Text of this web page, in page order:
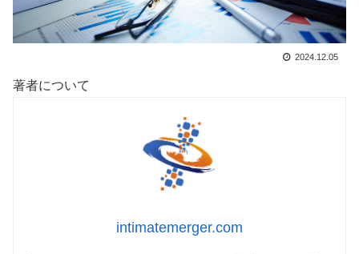
2024.12.05
著者について
intimatemerger.com